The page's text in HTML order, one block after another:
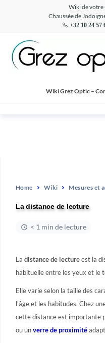
Wiki de
Chaussée de
+32 10 24 57
Wiki Grez Optic –
Home Wiki Mesures et
La distance de lecture
< 1 min de lecture
La distance de lectureest la
habituelle entre les yeux et le
Elle varie selon la taille des
l’âge et les habitudes. Chez
cette distance est importante
ou unverre de proximité